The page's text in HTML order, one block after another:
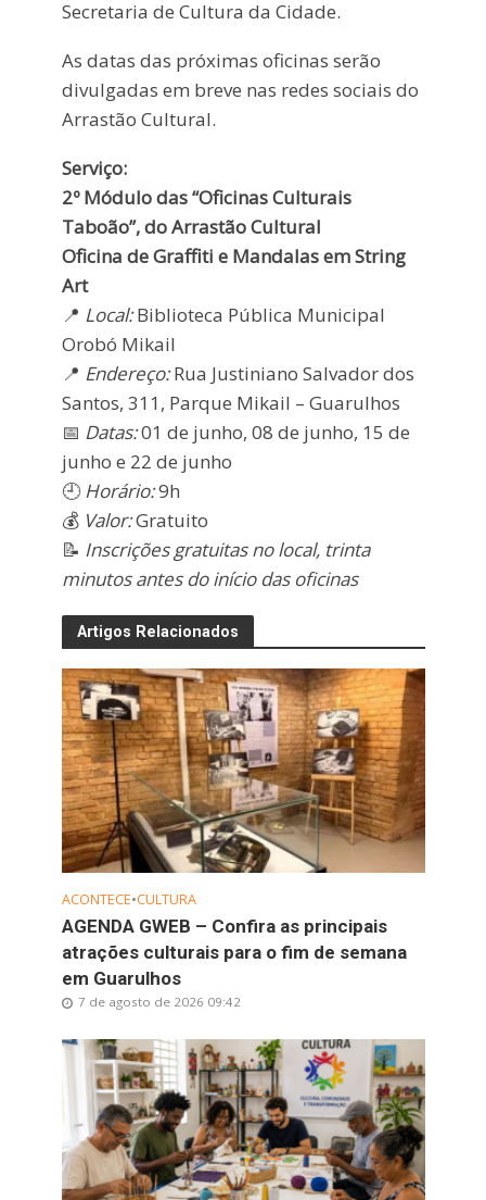
Secretaria de Cultura da Cidade.
As datas das próximas oficinas serão
divulgadas em breve nas redes sociais do
Arrastão Cultural.
Serviço:
2º Módulo das “Oficinas Culturais
Taboão”, do Arrastão Cultural
Oficina de Graffiti e Mandalas em String
Art
📍 Local:Biblioteca Pública Municipal
Orobó Mikail
📍 Endereço:Rua Justiniano Salvador dos
Santos, 311, Parque Mikail – Guarulhos
📅 Datas:01 de junho, 08 de junho, 15 de
junho e 22 de junho
🕘Horário:9h
💰 Valor:Gratuito
📝 Inscrições gratuitas no local, trinta
minutos antes do início das oficinas
Artigos Relacionados
ACONTECE•CULTURA
AGENDA GWEB – Confira as principais
atrações culturais para o fim de semana
em Guarulhos
7 de agosto de 2026 09:42